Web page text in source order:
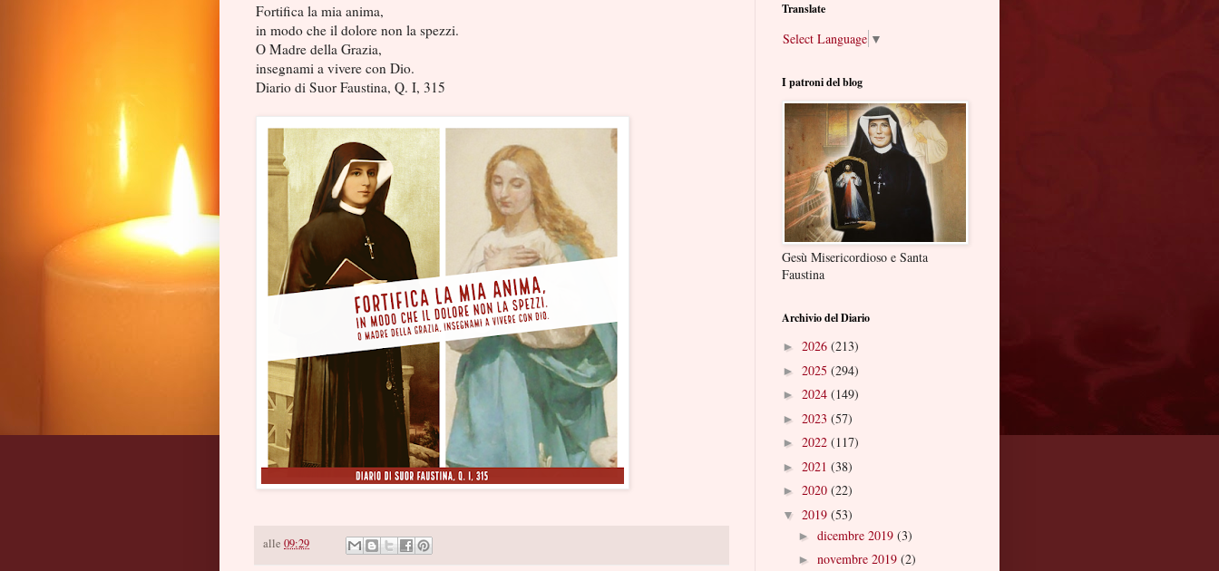
Fortifica la mia anima,
in modo che il dolore non la spezzi.
O Madre della Grazia,
insegnami a vivere con Dio.
Diario di Suor Faustina, Q. I, 315
alle 09:29
Translate
Select Language ▼
I patroni del blog
Gesù Misericordioso e Santa
Faustina
Archivio del Diario
► 2026 (213)
► 2025 (294)
► 2024 (149)
► 2023 (57)
► 2022 (117)
► 2021 (38)
► 2020 (22)
▼ 2019 (53)
► dicembre 2019 (3)
► novembre 2019 (2)